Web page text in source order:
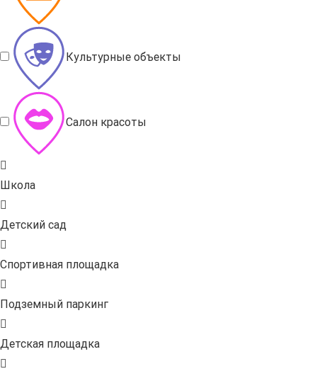
Культурные объекты
Салон красоты
Школа
Детский сад
Спортивная площадка
Подземный паркинг
Детская площадка